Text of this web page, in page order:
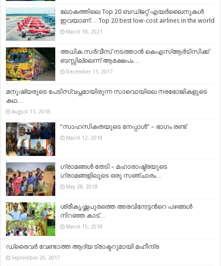
ലോകത്തിലെ Top 20 ബഡ്‌ജറ്റ്‌ എയർലൈനുകൾ
ഇവയാണ്… Top 20 best low-cost airlines in the world
March 18, 2021
അധിക സര്‍വീസ് നടത്താന്‍ കെഎസ്ആര്‍ടിസിക്ക്
ബസ്സില്ലെന്ന് ആക്ഷേപം…
December 11, 2017
മനുഷ്യരുടെ പേടിസ്വപ്നമായിരുന്ന സാവൊയിലെ നരഭോജികളുടെ
കഥ…
August 11, 2018
“സാഹസികതയുടെ നേപ്പാൾ” – ഭാഗം രണ്ട്
March 12, 2018
ഗ്രാമങ്ങൾ തേടി – മഹാരാഷ്ട്രയുടെ
ഗ്രാമങ്ങളിലൂടെ ഒരു സഞ്ചാരം…
May 28, 2018
ശ്രീകൃഷ്ണപുരത്തെ അരവിന്ദേട്ടന്‍റെ പഴങ്ങൾ
നിറഞ്ഞ കാട്…
March 15, 2018
ഡ്രൈവര്‍ വേണ്ടാത്ത ആദ്യ ട്രാക്ടറുമായി മഹീന്ദ്ര
September 20, 2017